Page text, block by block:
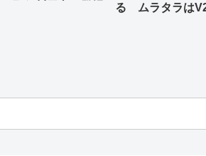
る ムラタラは